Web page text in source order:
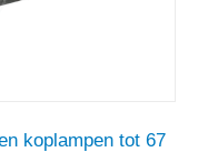
koplampen tot 67